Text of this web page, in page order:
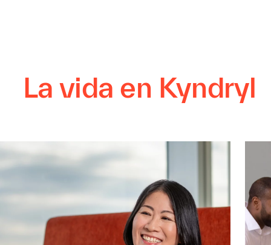
La vida en Kyndryl